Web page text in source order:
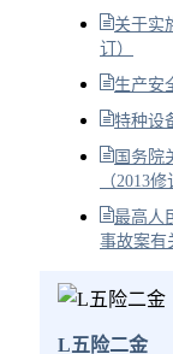
关于实
订）
生产安
特种设
国务院
（2013修
最高人
事故案有
L五险二金